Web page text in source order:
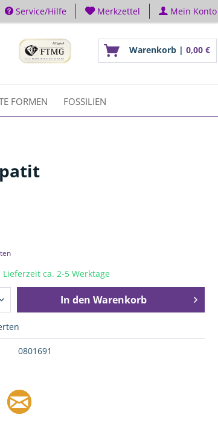
Service/Hilfe Merkzettel Mein Konto
Warenkorb | 0,00 €
FORMEN FOSSILIEN
ca. 2-5 Werktage
In den Warenkorb
0801691